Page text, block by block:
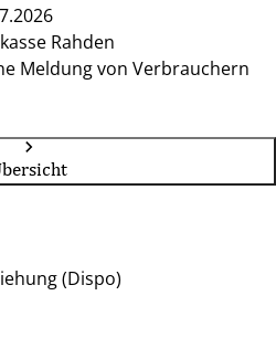
Rahden
Meldung von Verbrauchern
(Dispo)